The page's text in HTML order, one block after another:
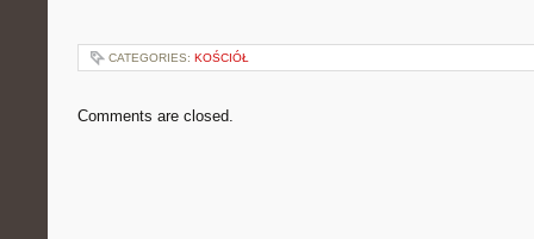
CATEGORIES: KOŚCIÓŁ
Comments are closed.